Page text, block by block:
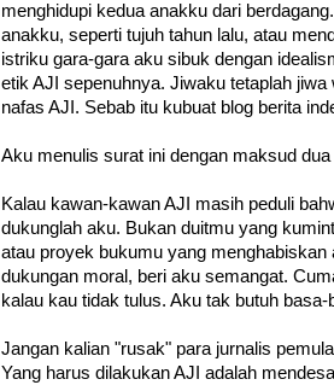
menghidupi kedua anakku dari
anakku, seperti tujuh tahun lalu, atau
istriku gara-gara aku sibuk dengan
etik AJI sepenuhnya. Jiwaku tetaplah
nafas AJI. Sebab itu kubuat blog berita
Aku menulis surat ini dengan maksud dua
Kalau kawan-kawan AJI masih peduli
dukunglah aku. Bukan duitmu yang
atau proyek bukumu yang menghabiskan
dukungan moral, beri aku semangat.
kalau kau tidak tulus. Aku tak butuh basa-
Jangan kalian "rusak" para jurnalis
Yang harus dilakukan AJI adalah